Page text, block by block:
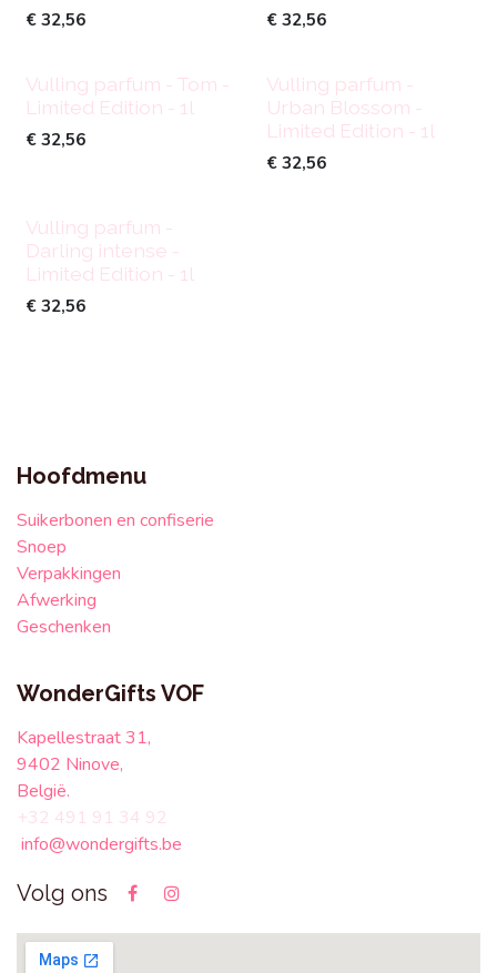
€ 32,56 € 32,56
Vulling parfum - Tom -
Limited Edition - 1l
€ 32,56
Vulling parfum -
Urban Blossom -
Limited Edition - 1l
€ 32,56
Vulling parfum -
Darling intense -
Limited Edition - 1l
€ 32,56
Hoofdmenu
Suikerbonen en confiserie
Snoep
Verpakkingen
Afwerking
Geschenken
WonderGifts VOF
Kapellestraat 31,
9402 Ninove,
België.
+32 491 91 34 92
info@wondergifts.be
Volg ons